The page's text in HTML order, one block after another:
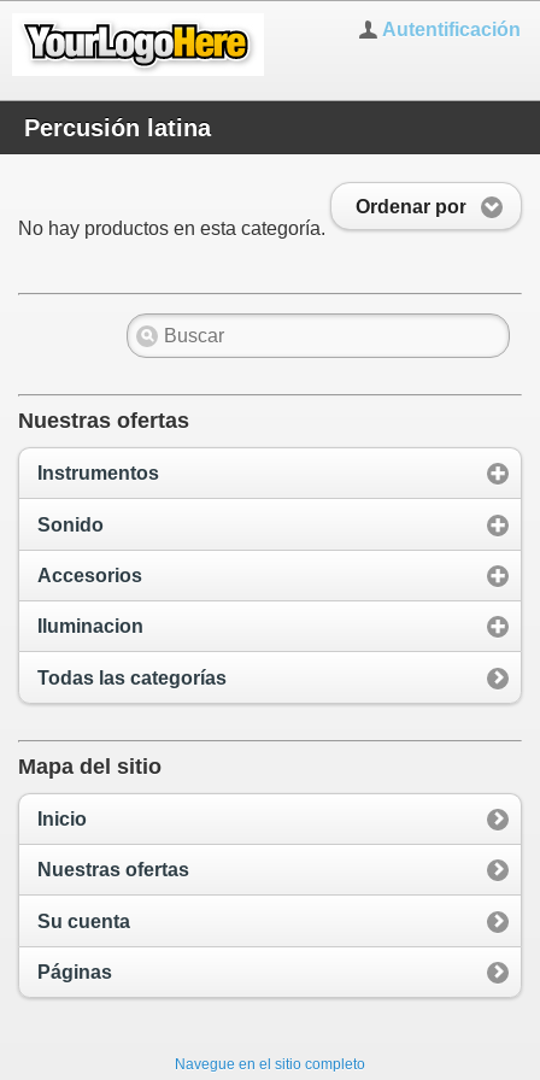
Autentificación
Percusión latina
Ordenar por
No hay productos en esta categoría.
Nuestras ofertas
Instrumentos
Sonido
Accesorios
Iluminacion
Todas las categorías
Mapa del sitio
Inicio
Nuestras ofertas
Su cuenta
Páginas
Navegue en el sitio completo